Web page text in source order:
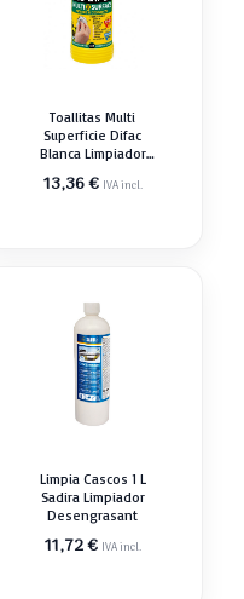
Toallitas Multi
Superficie Difac
Blanca Limpiador
13,36€ IVA incl.
Limpia Cascos 1 L
Sadira Limpiador
Desengrasant
11,72€ IVA incl.